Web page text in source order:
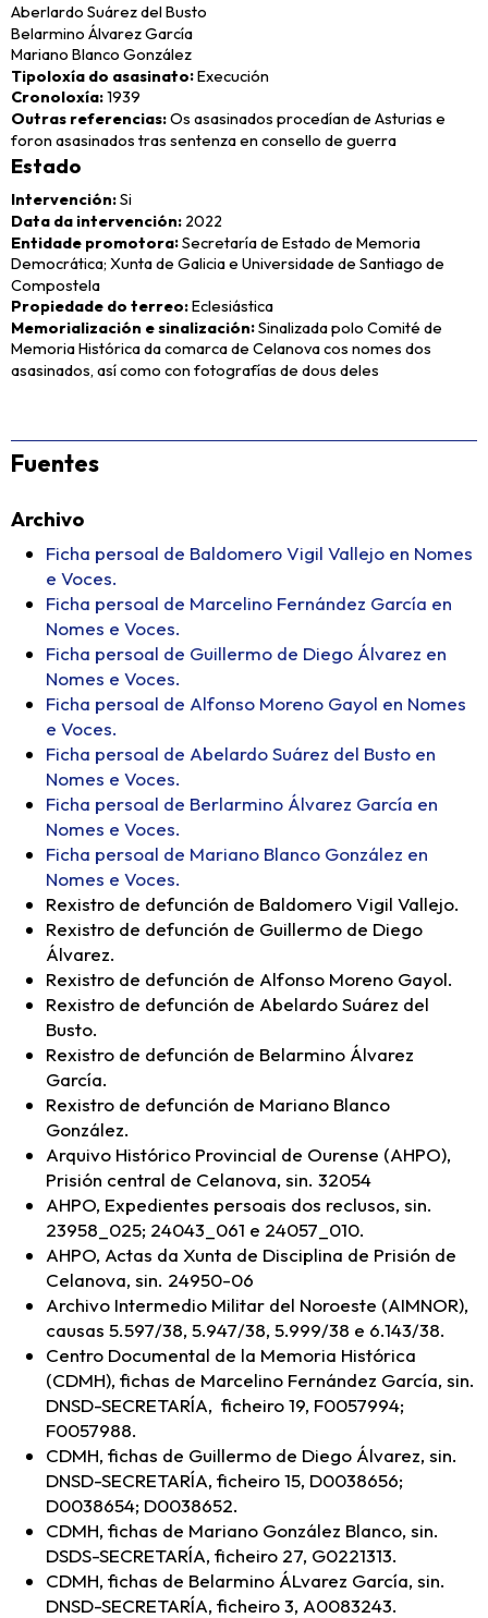
Aberlardo Suárez del Busto
Belarmino Álvarez García
Mariano Blanco González
Tipoloxía do asasinato Execución
Cronoloxía 1939
Outras referencias Os asasinados procedían de Asturias e
foron asasinados tras sentenza en consello de guerra
Estado
Intervención Si
Data da intervención 2022
Entidade promotora Secretaría de Estado de Memoria
Democrática; Xunta de Galicia e Universidade de Santiago de
Compostela
Propiedade do terreo Eclesiástica
Memorialización e sinalización Sinalizada polo Comité de
Memoria Histórica da comarca de Celanova cos nomes dos
asasinados, así como con fotografías de dous deles
Fuentes
Archivo
Ficha persoal de Baldomero Vigil Vallejo en Nomes
e Voces.
Ficha persoal de Marcelino Fernández García en
Nomes e Voces.
Ficha persoal de Guillermo de Diego Álvarez en
Nomes e Voces.
Ficha persoal de Alfonso Moreno Gayol en Nomes
e Voces.
Ficha persoal de Abelardo Suárez del Busto en
Nomes e Voces.
Ficha persoal de Berlarmino Álvarez García en
Nomes e Voces.
Ficha persoal de Mariano Blanco González en
Nomes e Voces.
Rexistro de defunción de Baldomero Vigil Vallejo.
Rexistro de defunción de Guillermo de Diego
Álvarez.
Rexistro de defunción de Alfonso Moreno Gayol.
Rexistro de defunción de Abelardo Suárez del
Busto.
Rexistro de defunción de Belarmino Álvarez
García.
Rexistro de defunción de Mariano Blanco
González.
Arquivo Histórico Provincial de Ourense (AHPO),
Prisión central de Celanova, sin. 32054
AHPO, Expedientes persoais dos reclusos, sin.
23958_025; 24043_061 e 24057_010.
AHPO, Actas da Xunta de Disciplina de Prisión de
Celanova, sin. 24950-06
Archivo Intermedio Militar del Noroeste (AIMNOR),
causas 5.597/38, 5.947/38, 5.999/38 e 6.143/38.
Centro Documental de la Memoria Histórica
(CDMH), fichas de Marcelino Fernández García, sin.
DNSD-SECRETARÍA, ficheiro 19, F0057994;
F0057988.
CDMH, fichas de Guillermo de Diego Álvarez, sin.
DNSD-SECRETARÍA, ficheiro 15, D0038656;
D0038654; D0038652.
CDMH, fichas de Mariano González Blanco, sin.
DSDS-SECRETARÍA, ficheiro 27, G0221313.
CDMH, fichas de Belarmino ÁLvarez García, sin.
DNSD-SECRETARÍA, ficheiro 3, A0083243.